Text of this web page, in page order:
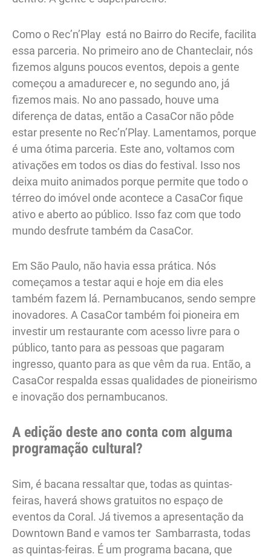
Como o Rec’n’Play está no Bairro do Recife, facilita
essa parceria. No primeiro ano de Chanteclair, nós
fizemos alguns poucos eventos, depois a gente
começou a amadurecer e, no segundo ano, já
fizemos mais. No ano passado, houve uma
diferença de datas, então a CasaCor não pôde
estar presente no Rec’n’Play. Lamentamos, porque
é uma ótima parceria. Este ano, voltamos com
ativações em todos os dias do festival. Isso nos
deixa muito animados porque permite que todo o
térreo do imóvel onde acontece a CasaCor fique
ativo e aberto ao público. Isso faz com que todo
mundo desfrute também da CasaCor.
Em São Paulo, não havia essa prática. Nós
começamos a testar aqui e hoje em dia eles
também fazem lá. Pernambucanos, sendo sempre
inovadores. A CasaCor também foi pioneira em
investir um restaurante com acesso livre para o
público, tanto para as pessoas que pagaram
ingresso, quanto para as que vêm da rua. Então, a
CasaCor respalda essas qualidades de pioneirismo
e inovação dos pernambucanos.
A edição deste ano conta com alguma
programação cultural?
Sim, é bacana ressaltar que, todas as quintas-
feiras, haverá shows gratuitos no espaço de
eventos da Coral. Já tivemos a apresentação da
Downtown Band e vamos ter Sambarrasta, todas
as quintas-feiras. É um programa bacana, que